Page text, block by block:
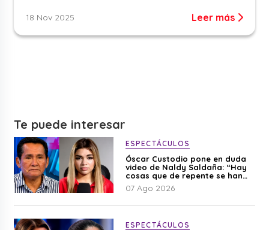
18 Nov 2025 Leer más
Te puede interesar
ESPECTÁCULOS
Óscar Custodio pone en duda
video de Naldy Saldaña: “Hay
cosas que de repente se han
editado”
07 Ago 2026
ESPECTÁCULOS